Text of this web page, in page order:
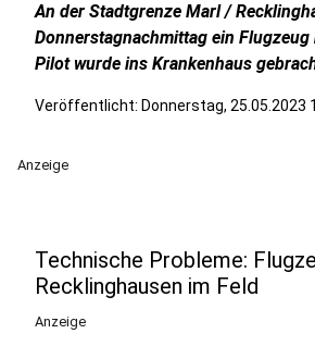
An der Stadtgrenze Marl /
Donnerstagnachmittag ein
Pilot wurde ins Krankenhaus
Veröffentlicht: Donnerstag, 25.05.2023
Anzeige
Technische Probleme:
Recklinghausen im Feld
Anzeige